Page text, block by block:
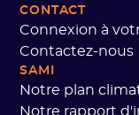
CONTACT
Connexion à
Contactez-nous
SAMI
Notre plan
Notre rapport